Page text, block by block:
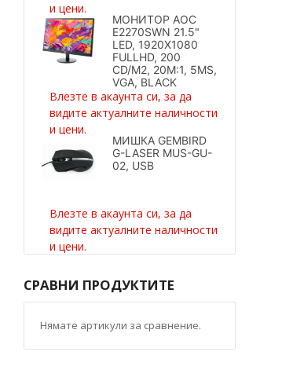
и цени.
МОНИТОР AOC
E2270SWN 21.5"
LED, 1920X1080
FULLHD, 200
CD/M2, 20M:1, 5MS,
VGA, BLACK
Влезте в акаунта си, за да
видите актуалните наличности
и цени.
МИШКА GEMBIRD
G-LASER MUS-GU-
02, USB
Влезте в акаунта си, за да
видите актуалните наличности
и цени.
СРАВНИ ПРОДУКТИТЕ
Нямате артикули за сравнение.